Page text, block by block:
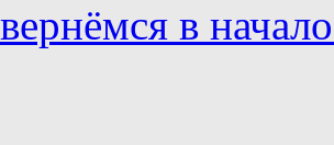
вернёмся в